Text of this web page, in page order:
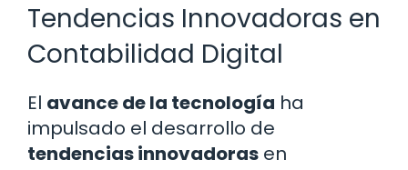
Tendencias Innovadoras en
Contabilidad Digital
El avance de la tecnología ha
impulsado el desarrollo de
tendencias innovadoras en